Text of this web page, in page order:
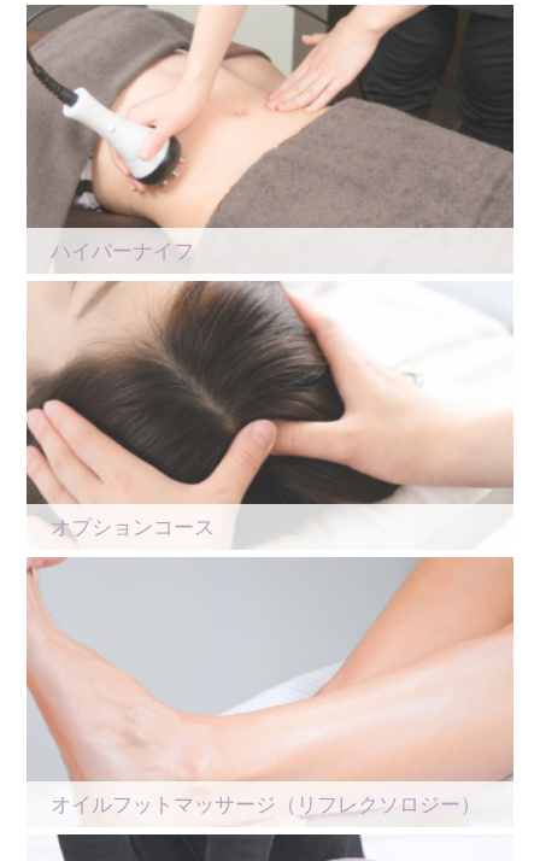
ハイパーナイフ
オプションコース
オイルフットマッサージ（リフレクソロジー）